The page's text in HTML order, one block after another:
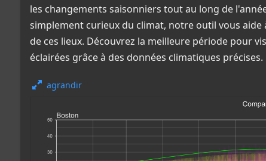
les changements saisonniers tout au long de
simplement curieux du climat, notre outil vous
de ces lieux. Découvrez la meilleure période pour
éclairées grâce à des données climatiques précises.
agrandir